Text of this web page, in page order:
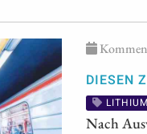
DIESEN
LITHIUM
Nach